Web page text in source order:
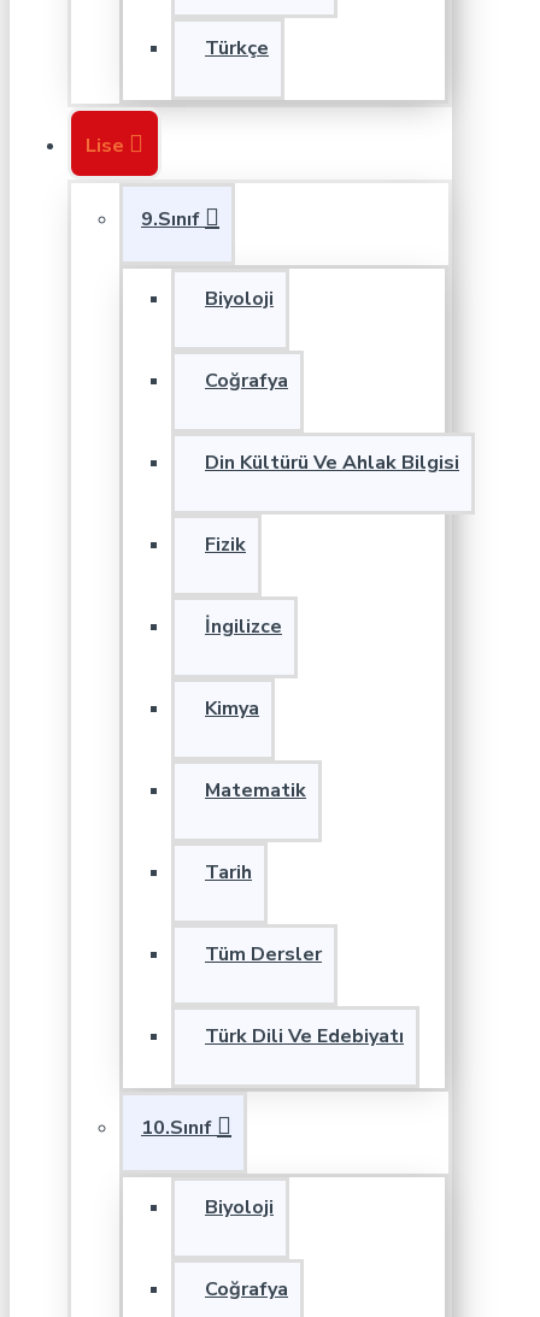
Türkçe
Lise
9.Sınıf
Biyoloji
Coğrafya
Din Kültürü Ve Ahlak Bilgisi
Fizik
İngilizce
Kimya
Matematik
Tarih
Tüm Dersler
Türk Dili Ve Edebiyatı
10.Sınıf
Biyoloji
Coğrafya